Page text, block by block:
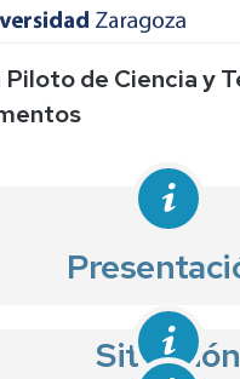
Piloto de Ciencia y
Situación